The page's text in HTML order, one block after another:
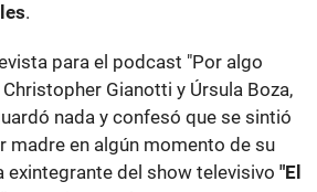
.
para el podcast "Por algo
Gianotti y Úrsula Boza,
nada y confesó que se sintió
madre en algún momento de su
exintegrante del show televisivo "El